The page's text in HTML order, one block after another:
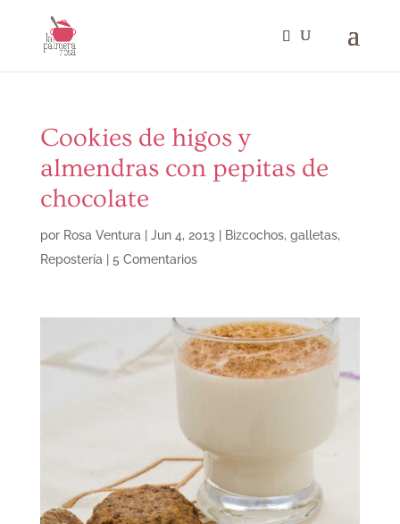
Cookies de higos y
almendras con pepitas de
chocolate
por Rosa Ventura Jun 4, 2013 Bizcochos, galletas,
Repostería
5 Comentarios